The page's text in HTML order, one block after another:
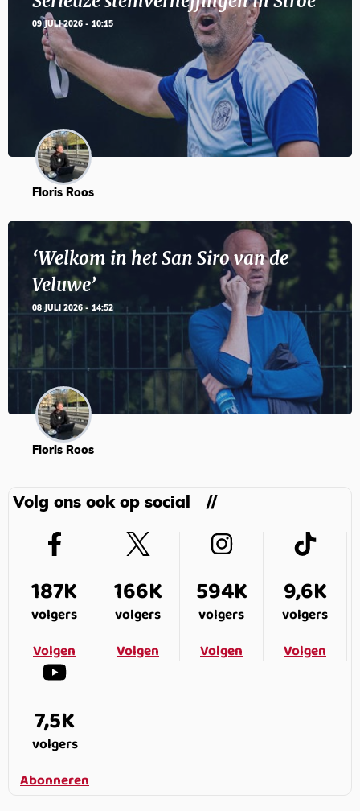
09 JULI 2026 - 10:15
Floris Roos
‘Welkom in het San Siro van de
Veluwe’
08 JULI 2026 - 14:52
Floris Roos
Volg ons ook op social
187K
volgers
Volgen
166K
volgers
Volgen
594K
volgers
Volgen
9,6K
volgers
Volgen
7,5K
volgers
Abonneren